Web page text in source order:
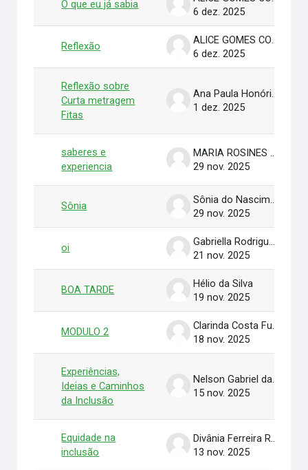
O que eu já sabia
6 dez. 2025
Reflexão
ALICE GOMES COSTA PRADO
6 dez. 2025
Reflexão sobre
Curta metragem
Fitas
Ana Paula Honório Seabra
1 dez. 2025
saberes e
experiencia
MARIA ROSINES BATISTA DOS SANTOS
29 nov. 2025
Sônia
Sônia do Nascimento Fernandes
29 nov. 2025
oi
Gabriella Rodrigues Carvalho Costa
21 nov. 2025
BOA TARDE
Hélio da Silva
19 nov. 2025
MODULO 2
Clarinda Costa Fundão Pinheiro
18 nov. 2025
Experiências,
Ideias e Caminhos
da Inclusão
Nelson Gabriel da Silva Bria
15 nov. 2025
Equidade na
inclusão
Divânia Ferreira Rodrigues Ruas Rodrigues Ruas
13 nov. 2025